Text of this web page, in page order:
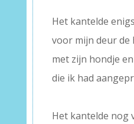
Het kantelde
voor mijn deur de
met zijn hondje
die ik had
Het kantelde nog